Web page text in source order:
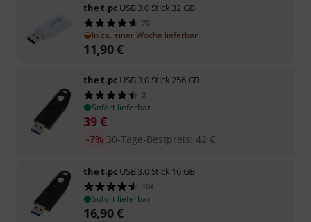
the t.pc USB 3.0 Stick 32 GB
70
In ca. einer Woche lieferbar
11,90€
the t.pc USB 3.0 Stick 256 GB
2
Sofort lieferbar
39€
30-Tage-Bestpreis: 42 €
-7%
the t.pc USB 3.0 Stick 16 GB
104
Sofort lieferbar
16,90€